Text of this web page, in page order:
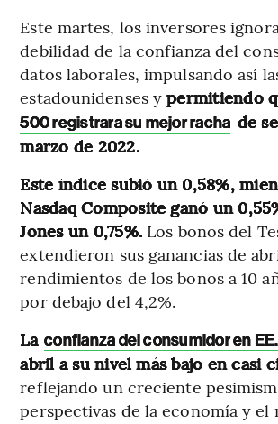
Este martes, los inversores
debilidad de la confianza del
datos laborales, impulsando así
estadounidenses ypermitiendo
500 registrara su mejor racha de
marzo de 2022.
Este índice subió un 0,58%,
Nasdaq Composite ganó un
Jones un 0,75%. Los bonos del
extendieron sus ganancias de
rendimientos de los bonos a 10
por debajo del 4,2%.
La confianza del consumidor en
abril a su nivel más bajo en casi
reflejando un creciente
perspectivas de la economía y el